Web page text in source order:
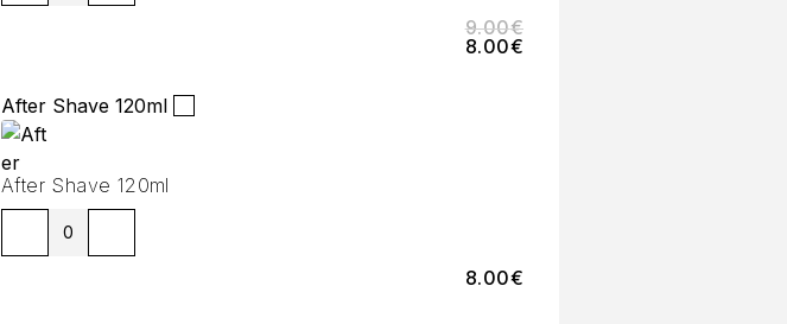
9.00€
8.00€
After Shave 120ml
After Shave 120ml
8.00€